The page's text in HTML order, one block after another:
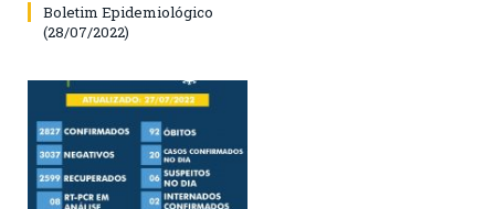
Boletim Epidemiológico
(28/07/2022)